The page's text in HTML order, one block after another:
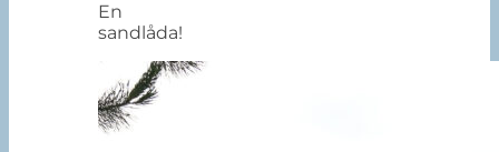
En
sandlåda!